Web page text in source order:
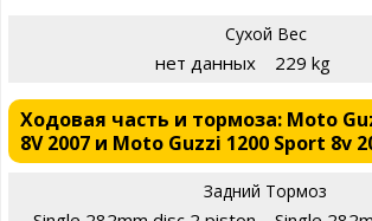
Сухой Вес
нет данных 229 kg
Ходовая часть и тормоза: Moto
8V 2007 и Moto Guzzi 1200 Sport 8v
Задний Тормоз